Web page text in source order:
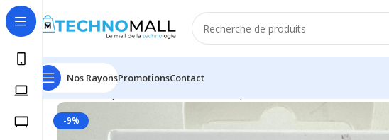
Nos RayonsPromotionsContact
Accueil Téléphonie & Tablettes
-9%